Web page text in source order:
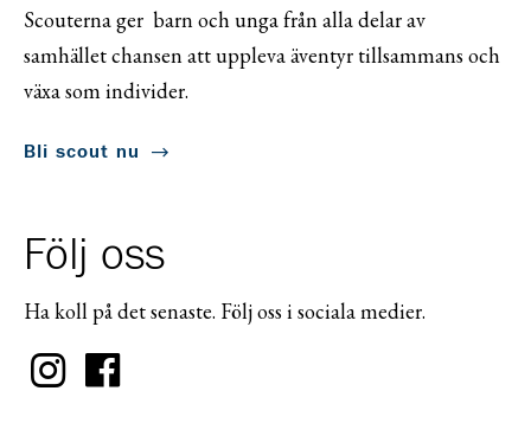
Scouterna ger barn och unga från alla delar av
samhället chansen att uppleva äventyr tillsammans och
växa som individer.
Bli scout nu
Följ oss
Ha koll på det senaste. Följ oss i sociala medier.